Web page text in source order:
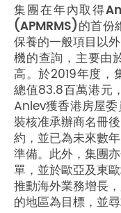
集團在年內取得
(APMRMS)的首份
保養的一般項目以
機的查詢，主要由
高。於2019年度，
總值83.8百萬港元
Anlev獲香港房屋
裝核准承辦商名冊
約，並已為未來數
準備。此外，集團
單，並於歐亞及東
推動海外業務增長
的地區為目標，並